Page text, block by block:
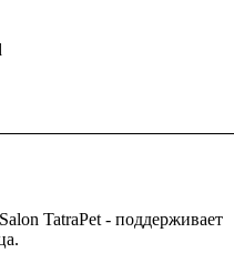
TatraPet - поддерживает